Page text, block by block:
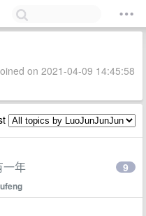
on 2021-04-09 14:45:58
一年 9